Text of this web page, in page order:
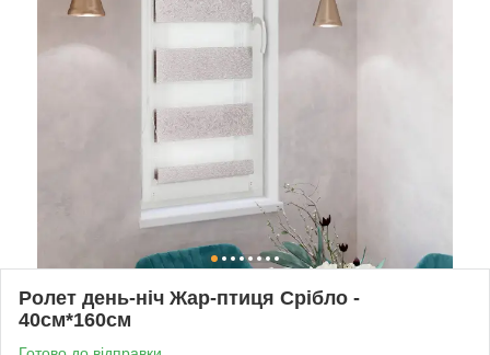
Ролет день-ніч Жар-птиця Срібло -
40см*160см